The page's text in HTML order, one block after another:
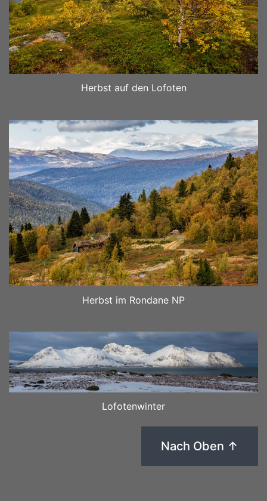
Herbst auf den Lofoten
Herbst im Rondane NP
Lofotenwinter
Nach Oben ↑